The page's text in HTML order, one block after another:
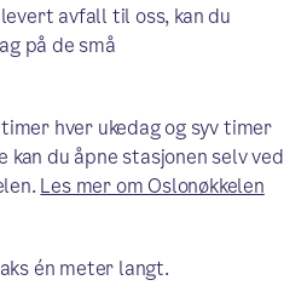
avfall til oss, kan du
på de små
hver ukedag og syv timer
du åpne stasjonen selv ved
Les mer om Oslonøkkelen
én meter langt.